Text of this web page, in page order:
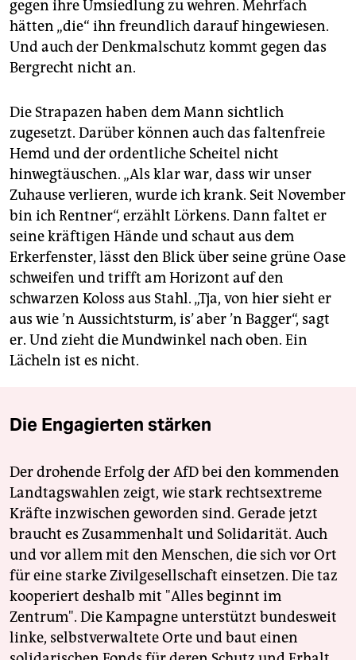
gegen ihre Umsiedlung zu wehren. Mehrfach
hätten „die“ ihn freundlich darauf hingewiesen.
Und auch der Denkmalschutz kommt gegen das
Bergrecht nicht an.
Die Strapazen haben dem Mann sichtlich
zugesetzt. Darüber können auch das faltenfreie
Hemd und der ordentliche Scheitel nicht
hinwegtäuschen. „Als klar war, dass wir unser
Zuhause verlieren, wurde ich krank. Seit November
bin ich Rentner“, erzählt Lörkens. Dann faltet er
seine kräftigen Hände und schaut aus dem
Erkerfenster, lässt den Blick über seine grüne Oase
schweifen und trifft am Horizont auf den
schwarzen Koloss aus Stahl. „Tja, von hier sieht er
aus wie ’n Aussichtsturm, is’ aber ’n Bagger“, sagt
er. Und zieht die Mundwinkel nach oben. Ein
Lächeln ist es nicht.
Die Engagierten stärken
Der drohende Erfolg der AfD bei den kommenden
Landtagswahlen zeigt, wie stark rechtsextreme
Kräfte inzwischen geworden sind. Gerade jetzt
braucht es Zusammenhalt und Solidarität. Auch
und vor allem mit den Menschen, die sich vor Ort
für eine starke Zivilgesellschaft einsetzen. Die taz
kooperiert deshalb mit "Alles beginnt im
Zentrum". Die Kampagne unterstützt bundesweit
linke, selbstverwaltete Orte und baut einen